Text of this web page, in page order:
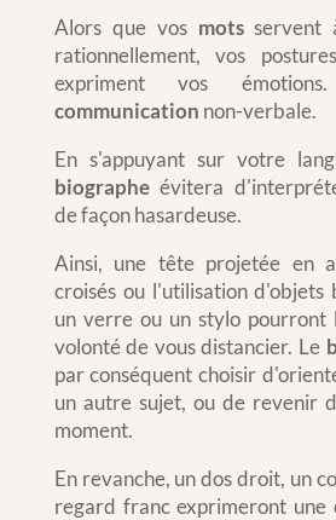
Alors que vos motsservent
rationnellement, vos
expriment vos
communication non-verbale.
En s'appuyant sur votre
biographeévitera
de façon hasardeuse.
Ainsi, une tête projetée en
croisés ou l'utilisation d'objets
un verre ou un stylo pourront
volonté de vous distancier. Le
par conséquent choisir
un autre sujet, ou de revenir
moment.
En revanche, un dos droit, un
regard franc exprimeront une